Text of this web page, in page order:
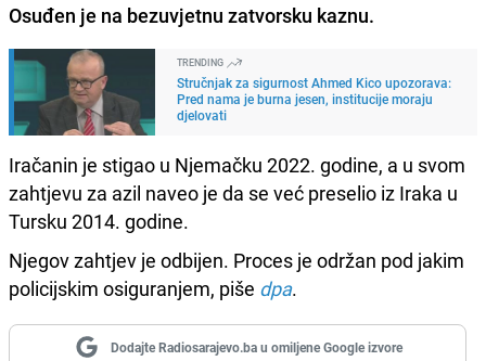
Osuđen je na bezuvjetnu zatvorsku kaznu.
TRENDING
Stručnjak za sigurnost Ahmed Kico upozorava:
Pred nama je burna jesen, institucije moraju
djelovati
Iračanin je stigao u Njemačku 2022. godine, a u svom
zahtjevu za azil naveo je da se već preselio iz Iraka u
Tursku 2014. godine.
Njegov zahtjev je odbijen. Proces je održan pod jakim
policijskim osiguranjem, piše dpa.
Dodajte Radiosarajevo.ba u omiljene Google izvore